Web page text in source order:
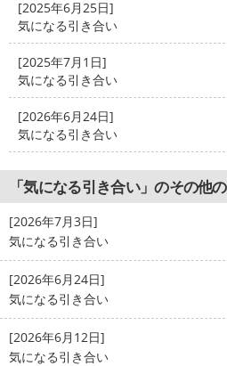
[2025年6月25日]
気になる引き合い
[2025年7月1日]
気になる引き合い
[2026年6月24日]
気になる引き合い
「気になる引き合い」のその他
[2026年7月3日]
気になる引き合い
[2026年6月24日]
気になる引き合い
[2026年6月12日]
気になる引き合い